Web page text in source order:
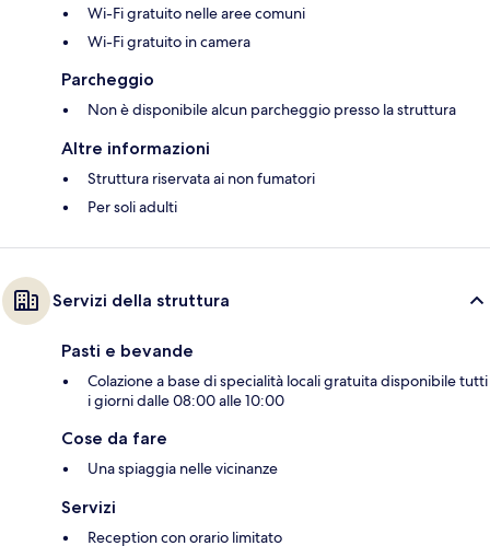
Wi-Fi gratuito nelle aree comuni
Wi-Fi gratuito in camera
Parcheggio
Non è disponibile alcun parcheggio presso la struttura
Altre informazioni
Struttura riservata ai non fumatori
Per soli adulti
Servizi della struttura
Pasti e bevande
Colazione a base di specialità locali gratuita disponibile tutti
i giorni dalle 08:00 alle 10:00
Cose da fare
Una spiaggia nelle vicinanze
Servizi
Reception con orario limitato